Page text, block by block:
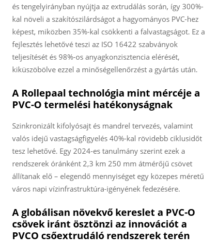
és tengelyirányban nyújtja az extrudálás során, így 300%-
kal növeli a szakítószilárdságot a hagyományos PVC-hez
képest, miközben 35%-kal csökkenti a falvastagságot. Ez a
fejlesztés lehetővé teszi az ISO 16422 szabványok
teljesítését és 98%-os anyagkonzisztencia elérését,
kiküszöbölve ezzel a minőségellenőrzést a gyártás után.
A Rollepaal technológia mint mércéje a
PVC-O termelési hatékonyságnak
Szinkronizált kifolyósajt és mandrel tervezés, valamint
valós idejű vastagságfigyelés 40%-kal rövidebb ciklusidőt
tesz lehetővé. Egy 2024-es tanulmány szerint ezek a
rendszerek óránként 2,3 km 250 mm átmérőjű csövet
állítanak elő – elegendő mennyiséget egy közepes méretű
város napi vízinfrastruktúra-igényének fedezésére.
A globálisan növekvő kereslet a PVC-O
csövek iránt ösztönzi az innovációt a
PVCO csőextrudáló rendszerek terén